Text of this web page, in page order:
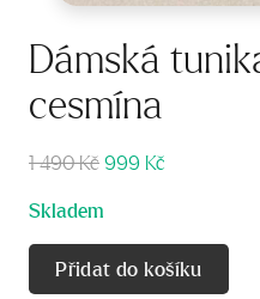
Dámská
cesmína
1 490KčPůvodní
1
490 Kč.
999 Kč
999 Kč.
Skladem
Přidat do košíku